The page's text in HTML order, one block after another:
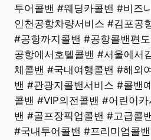
투어콜밴 #웨딩카콜밴 #비즈
인천공항차량서비스 #김포공
#공항까지콜밴 #공항콜밴편
공항에서호텔콜밴 #서울에서
체콜밴 #국내여행콜밴 #해외
밴 #관광지콜밴서비스 #콜밴
콜밴 #VIP의전콜밴 #어린이
밴 #골프장픽업콜밴 #고급콜
#국내투어콜밴 #프리미엄콜